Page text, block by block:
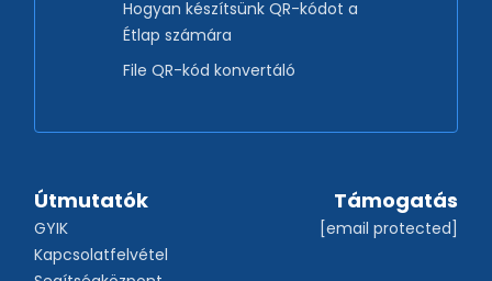
Hogyan készítsünk QR-kódot a
Étlap számára
File QR-kód konvertáló
Útmutatók
GYIK
Kapcsolatfelvétel
Támogatás
[email protected]